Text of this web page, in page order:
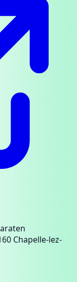
Chapelle-lez-